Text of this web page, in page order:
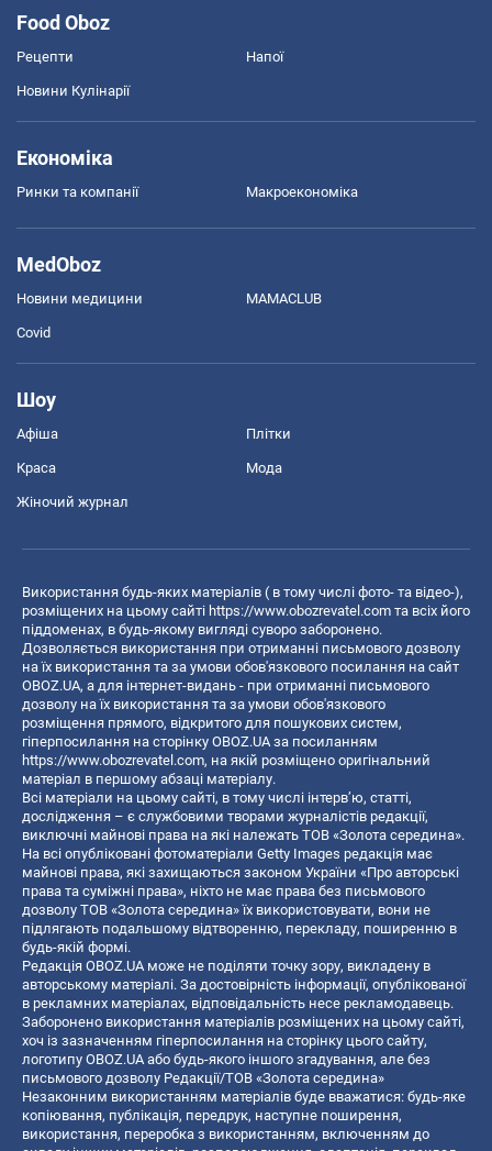
Food Oboz
Рецепти Напої
Новини Кулінарії
Економіка
Ринки та компанії Макроекономіка
MedOboz
Новини медицини MAMACLUB
Covid
Шоу
Афіша Плітки
Краса Мода
Жіночий журнал
Використання будь-яких матеріалів ( в тому числі фото- та відео-),
розміщених на цьому сайті https://www.obozrevatel.com та всіх його
піддоменах, в будь-якому вигляді суворо заборонено.
Дозволяється використання при отриманні письмового дозволу
на їх використання та за умови обов'язкового посилання на сайт
OBOZ.UA, а для інтернет-видань - при отриманні письмового
дозволу на їх використання та за умови обов'язкового
розміщення прямого, відкритого для пошукових систем,
гіперпосилання на сторінку OBOZ.UA за посиланням
https://www.obozrevatel.com, на якій розміщено оригінальний
матеріал в першому абзаці матеріалу.
Всі матеріали на цьому сайті, в тому числі інтерв’ю, статті,
дослідження – є службовими творами журналістів редакції,
виключні майнові права на які належать ТОВ «Золота середина».
На всі опубліковані фотоматеріали Getty Images редакція має
майнові права, які захищаються законом України «Про авторські
права та суміжні права», ніхто не має права без письмового
дозволу ТОВ «Золота середина» їх використовувати, вони не
підлягають подальшому відтворенню, перекладу, поширенню в
будь-якій формі.
Редакція OBOZ.UA може не поділяти точку зору, викладену в
авторському матеріалі. За достовірність інформації, опублікованої
в рекламних матеріалах, відповідальність несе рекламодавець.
Заборонено використання матеріалів розміщених на цьому сайті,
хоч із зазначенням гіперпосилання на сторінку цього сайту,
логотипу OBOZ.UA або будь-якого іншого згадування, але без
письмового дозволу Редакції/ТОВ «Золота середина»
Незаконним використанням матеріалів буде вважатися: будь-яке
копiювання, публiкацiя, передрук, наступне поширення,
використання, переробка з використанням, включенням до